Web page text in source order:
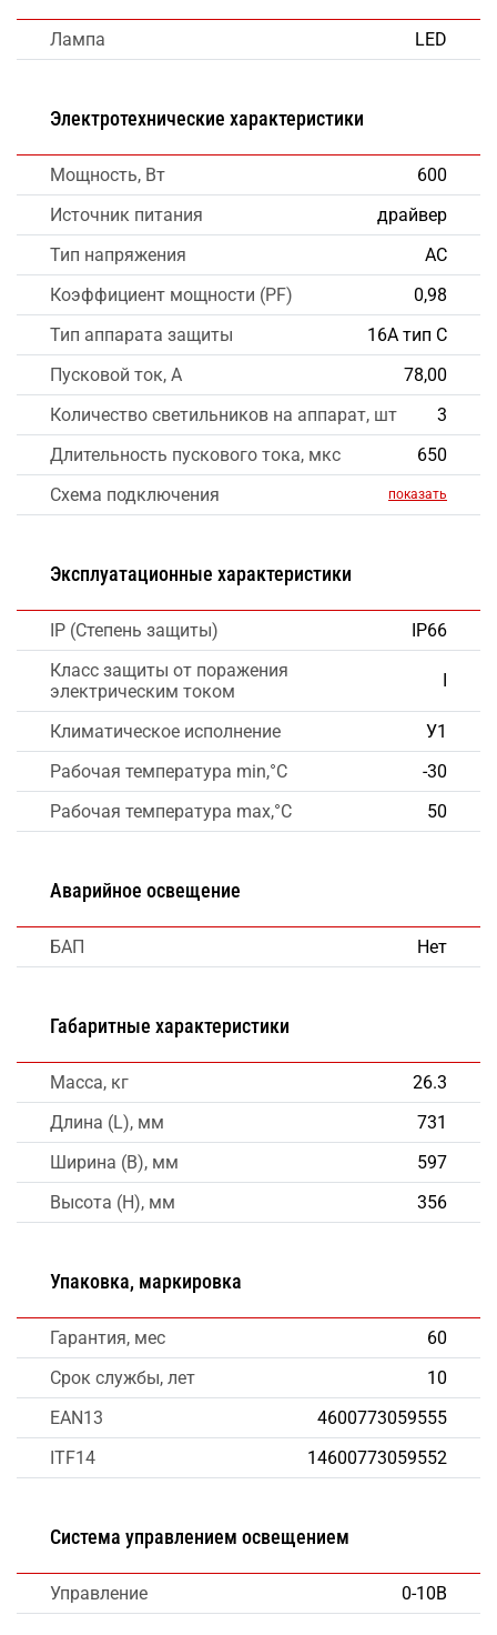
Лампа LED
Электротехнические характеристики
Мощность, Вт
600
Источник питания
драйвер
Тип напряжения
AC
Коэффициент мощности (PF)
0,98
Тип аппарата защиты
16А тип С
Пусковой ток, А
78,00
Количество светильников на аппарат, шт
3
Длительность пускового тока, мкс
650
Схема подключения
показать
Эксплуатационные характеристики
IP (Степень защиты)
IP66
Класс защиты от поражения
электрическим током
Климатическое исполнение
У1
Рабочая температура min,°C
-30
Рабочая температура max,°C
50
Аварийное освещение
БАП Нет
Габаритные характеристики
Масса, кг
26.3
Длина (L), мм
731
Ширина (B), мм
597
Высота (H), мм
356
Упаковка, маркировка
Гарантия, мес
60
Срок службы, лет
10
EAN13
4600773059555
ITF14
14600773059552
Система управлением освещением
Управление 0-10В